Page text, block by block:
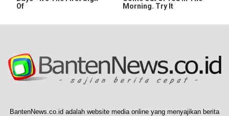
Of
Morning. Try It
BantenNews.co.id adalah website media online yang menyajikan berita